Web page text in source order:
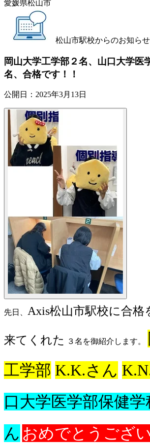
愛媛県松山市
松山市駅校からのお知らせ
岡山大学工学部２名、山口大学医
名、合格です！！
公開日： 2025年3月13日
先日、 Axis松山市駅校に合格
来てくれた ３名を御紹介します。
工学部 K.K.さん
口大学医学部保健学
ん おめでとうござ